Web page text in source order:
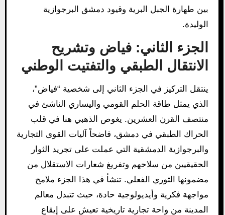
بين طهارة الجبل البرية وقيود دمشق البرجوازية
الوليدة.
الجزء الثاني: فياض وتشريح
الانتقال الطبقي والتفتيت الوطني
ينتقل التركيز في الجزء الثاني إلى شخصية “فياض”،
الذي يمثل طاقة الحلم القومي واليساري الناشئ في
منتصف القرن العشرين. يغوص الذهبي هنا في قلب
الحراك الطبقي في دمشق، فاضحاً آليات القوى التجارية
والبرجوازية الدمشقية التي عملت على تجريد الثوار
الحقيقيين من سلاحهم وتفريغ شعارات الاستقلال من
مضمونها الثوري الفعلي. تنشأ في هذا الجزء ملامح
مواجهة فكرية وأيديولوجية حادة، حيث تتبدل معالم
المدينة من واحة تجارية تاريخية تعيش على إيقاع